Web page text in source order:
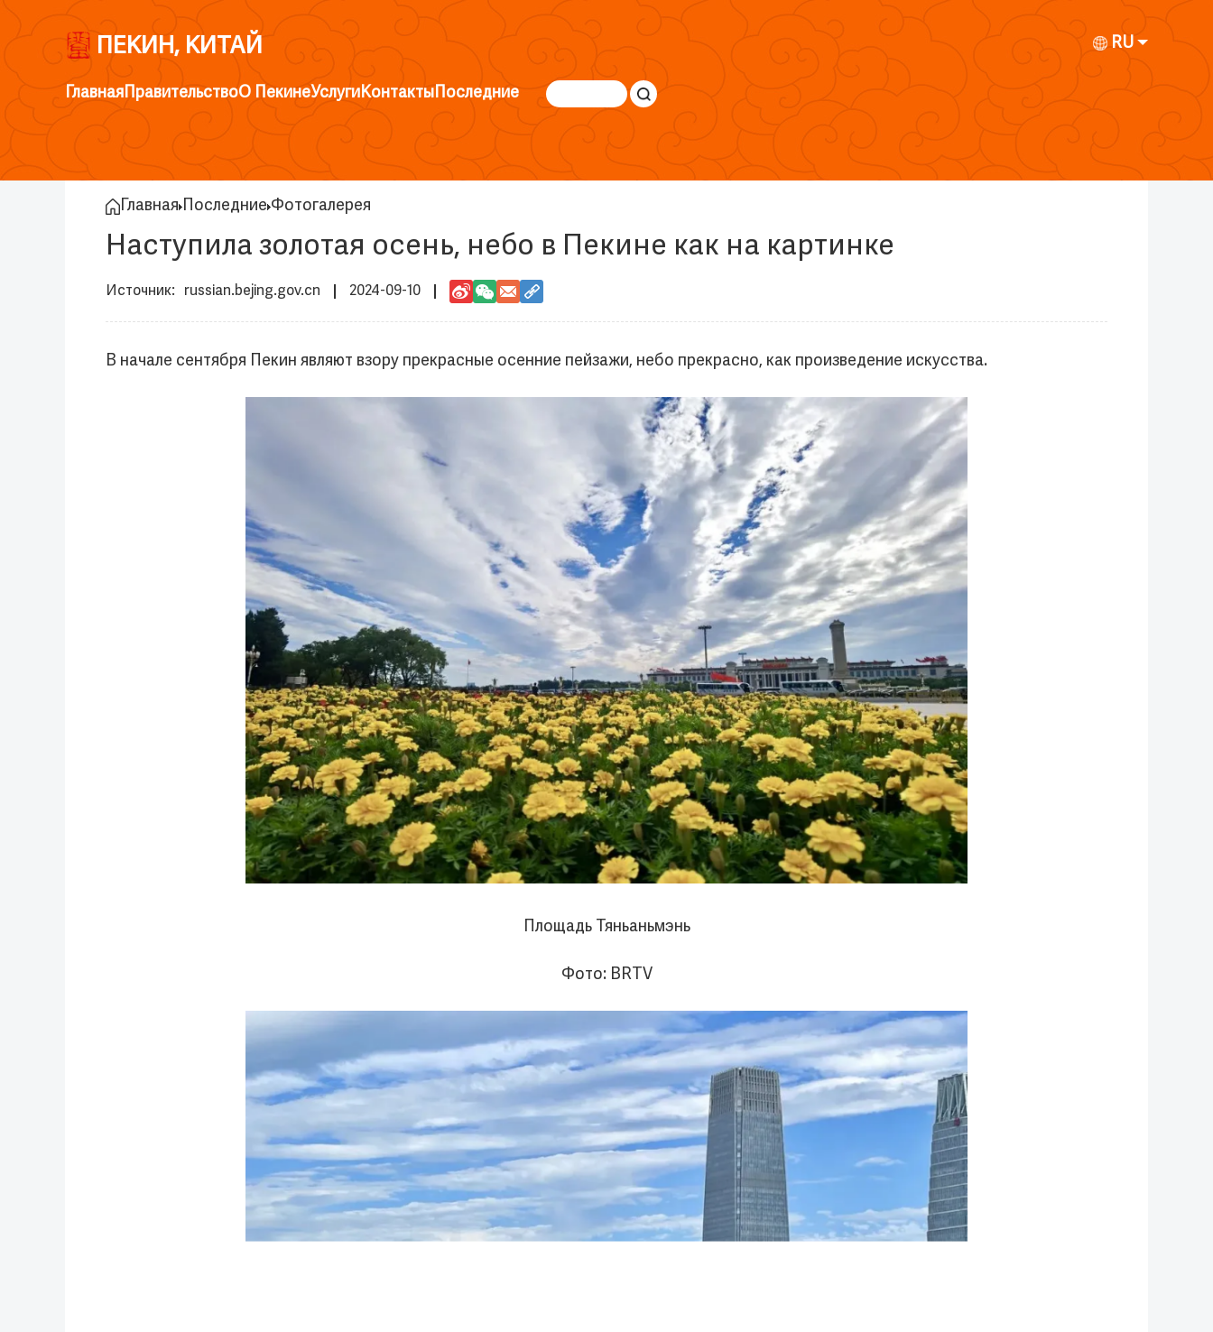
ПЕКИН, КИТАЙ RU
ГлавнаяПравительствоО ПекинеУслугиКонтактыПоследние
Главная Последние Фотогалерея
Наступила золотая осень, небо в Пекине как на картинке
russian.bejing.gov.cn 2024-09-10
В начале сентября Пекин являют взору прекрасные осенние пейзажи, небо прекрасно, как произведение искусства.
Площадь Тяньаньмэнь
Фото: BRTV